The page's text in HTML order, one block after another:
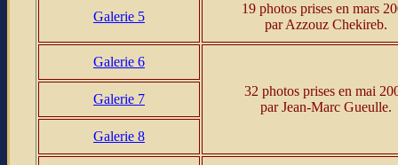
Galerie 5
19 photos prises en mars
par Azzouz Chekireb.
Galerie 6
32 photos prises en mai
par Jean-Marc Gueulle.
Galerie 7
Galerie 8